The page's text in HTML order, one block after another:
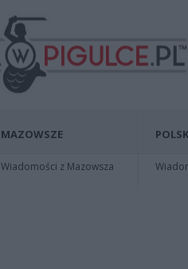
MAZOWSZE
Wiadomości z Mazowsza